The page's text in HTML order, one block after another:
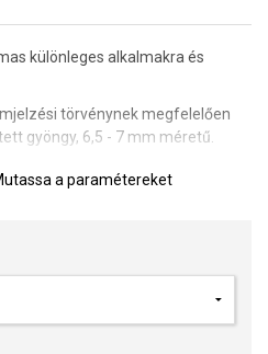
különleges alkalmakra és
törvénynek megfelelően
gyöngy, 6,5 - 7 mm méretű.
képen látható ábrázolástól - a
szürkés vagy inkább ezüstös
ki az egész Pearls szett egy nőn.
elsőrendű számunkra.
és gyöngyeink beépítése
a paramétereket